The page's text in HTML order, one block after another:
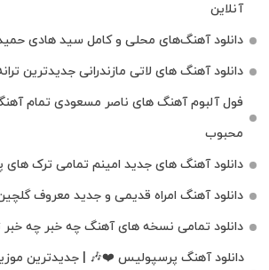
آنلاین
دانلود آهنگ‌های محلی و کامل سید هادی
دانلود آهنگ‌ های لاتی مازندرانی جدیدترین
فول آلبوم آهنگ‌ های ناصر مسعودی تمام
محبوب
دانلود آهنگ های جدید امینم تمامی ترک
دانلود آهنگ امراه قدیمی و جدید معروف
دانلود تمامی نسخه های آهنگ چه خبر چه
دانلود آهنگ پرسپولیس ❤️🎶 | جدیدترین